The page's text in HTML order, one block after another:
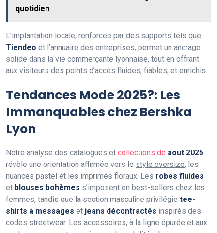
quotidien
L’implantation locale, renforcée par des supports tels que
Tiendeo et l’annuaire des entreprises, permet un ancrage
solide dans la vie commerçante lyonnaise, tout en offrant
aux visiteurs des points d’accès fluides, fiables, et enrichis.
Tendances Mode 2025?: Les
Immanquables chez Bershka
Lyon
Notre analyse des catalogues et collections de août 2025
révèle une orientation affirmée vers le style oversize, les
nuances pastel et les imprimés floraux. Les robes fluides
et blouses bohèmes s’imposent en best-sellers chez les
femmes, tandis que la section masculine privilégie tee-
shirts à messages et jeans décontractés inspirés des
codes streetwear. Les accessoires, à la ligne épurée et aux